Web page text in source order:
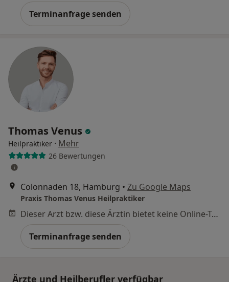
Terminanfrage senden
Thomas Venus
Heilpraktiker · Mehr
26 Bewertungen
Colonnaden 18, Hamburg • Zu Google Maps
Praxis Thomas Venus Heilpraktiker
Dieser Arzt bzw. diese Ärztin bietet keine Online-Terminbuchung an diesem Standort an.
Terminanfrage senden
Ärzte und Heilberufler verfügbar